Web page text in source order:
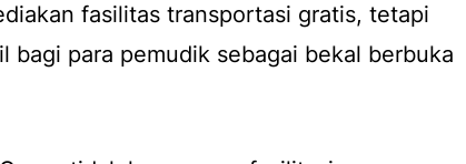
fasilitas transportasi gratis, tetapi
bagi para pemudik sebagai bekal berbuka